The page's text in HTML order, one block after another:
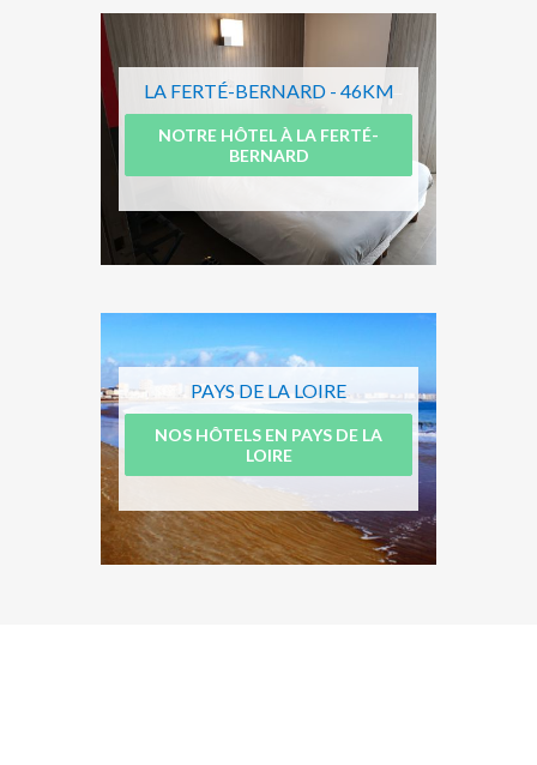
LA FERTÉ-BERNARD - 46KM
NOTRE HÔTEL À LA FERTÉ-
BERNARD
PAYS DE LA LOIRE
NOS HÔTELS EN PAYS DE LA
LOIRE